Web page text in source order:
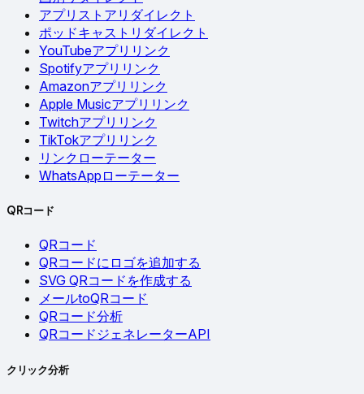
アプリストアリダイレクト
ポッドキャストリダイレクト
YouTubeアプリリンク
Spotifyアプリリンク
Amazonアプリリンク
Apple Musicアプリリンク
Twitchアプリリンク
TikTokアプリリンク
リンクローテーター
WhatsAppローテーター
QRコード
QRコード
QRコードにロゴを追加する
SVG QRコードを作成する
メールtoQRコード
QRコード分析
QRコードジェネレーターAPI
クリック分析